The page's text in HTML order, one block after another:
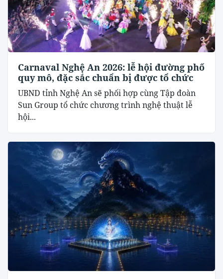
Carnaval Nghệ An 2026: lễ hội đường phố
quy mô, đặc sắc chuẩn bị được tổ chức
UBND tỉnh Nghệ An sẽ phối hợp cùng Tập đoàn
Sun Group tổ chức chương trình nghệ thuật lễ
hội...